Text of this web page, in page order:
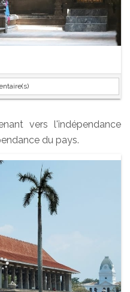
vers l'indépendance
du pays.